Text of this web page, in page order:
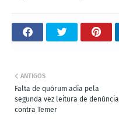
ANTIGOS
Falta de quórum adia pela
segunda vez leitura de denúncia
contra Temer